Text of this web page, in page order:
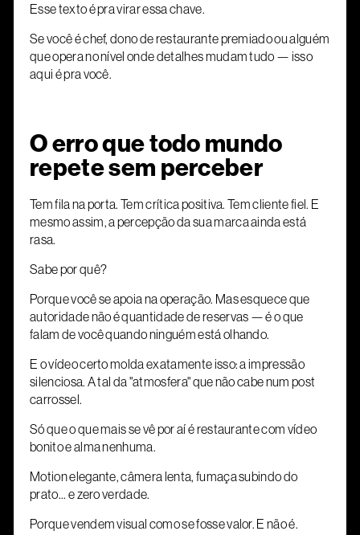
Esse texto é pra virar essa chave.
Se você é chef, dono de restaurante premiado ou alguém
que opera no nível onde detalhes mudam tudo — isso
aqui é pra você.
O erro que todo mundo
repete sem perceber
Tem fila na porta. Tem crítica positiva. Tem cliente fiel. E
mesmo assim, a percepção da sua marca ainda está
rasa.
Sabe por quê?
Porque você se apoia na operação. Mas esquece que
autoridade não é quantidade de reservas — é o que
falam de você quando ninguém está olhando.
E o vídeo certo molda exatamente isso: a impressão
silenciosa. A tal da "atmosfera" que não cabe num post
carrossel.
Só que o que mais se vê por aí é restaurante com vídeo
bonito e alma nenhuma.
Motion elegante, câmera lenta, fumaça subindo do
prato... e zero verdade.
Porque vendem visual como se fosse valor. E não é.